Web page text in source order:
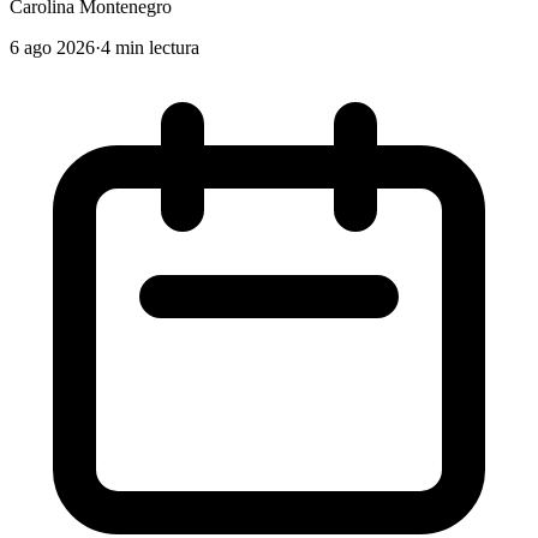
Carolina Montenegro
6 ago 2026·4 min lectura